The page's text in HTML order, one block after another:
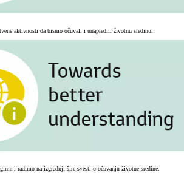
aktivnosti da bismo očuvali i unapredili životnu sredinu.
i radimo na izgradnji šire svesti o očuvanju životne sredine.